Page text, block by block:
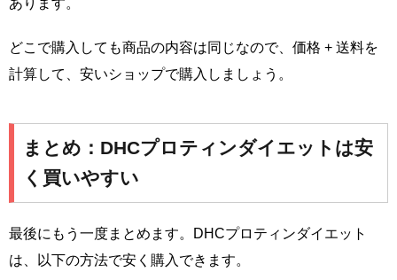
あります。
どこで購入しても商品の内容は同じなので、価格 + 送料を
計算して、安いショップで購入しましょう。
まとめ：DHCプロティンダイエットは安
く買いやすい
最後にもう一度まとめます。DHCプロティンダイエット
は、以下の方法で安く購入できます。